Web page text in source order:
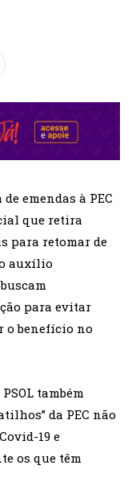
emendas à PEC
que retira
para retomar de
auxílio
para evitar
o benefício no
também
da PEC não
19 e
os que têm